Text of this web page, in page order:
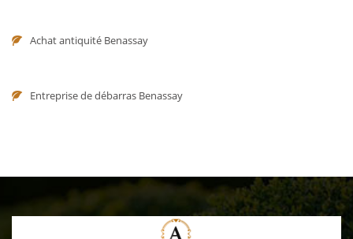
Achat antiquité Benassay
Entreprise de débarras Benassay